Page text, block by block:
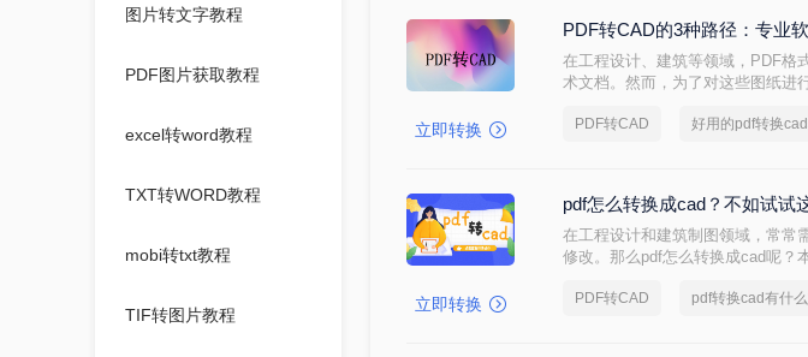
图片转文字教程
PDF图片获取教程
excel转word教程
TXT转WORD教程
mobi转txt教程
TIF转图片教程
立即转换
PDF转CAD的3种路径：专业
在工程设计、建筑等领域，PDF格
术文档。然而，为了对这些图纸进
PDF转CAD
立即转换
pdf怎么转换成cad？不如试试
在工程设计和建筑制图领域，常常
修改。那么pdf怎么转换成cad呢？
PDF转CAD pdf转换cad有什